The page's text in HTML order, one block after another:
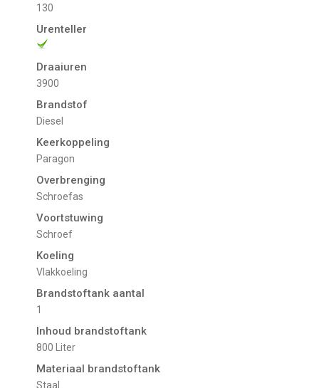
130
Urenteller
Draaiuren
3900
Brandstof
Diesel
Keerkoppeling
Paragon
Overbrenging
Schroefas
Voortstuwing
schroef
Koeling
Vlakkoeling
Brandstoftank aantal
1
Inhoud brandstoftank
800 Liter
Materiaal brandstoftank
Staal